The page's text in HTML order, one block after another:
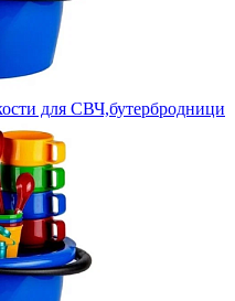
для СВЧ,бутербродници